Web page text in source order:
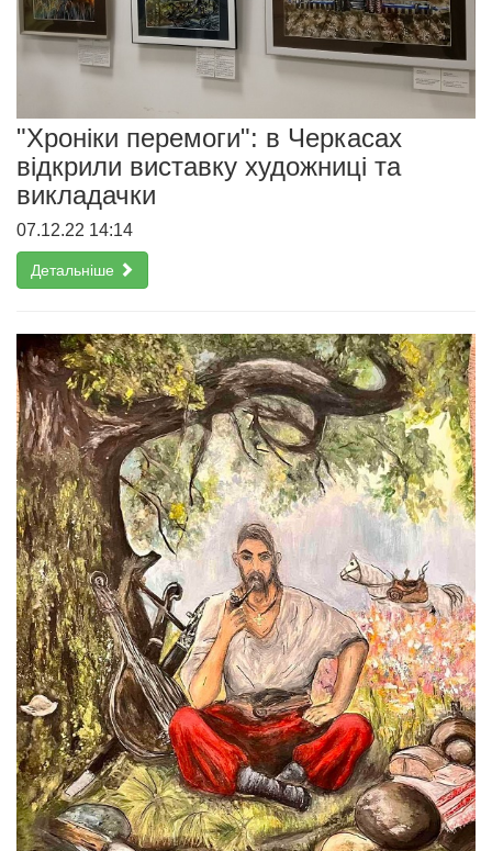
"Хроніки перемоги": в Черкасах
відкрили виставку художниці та
викладачки
07.12.22 14:14
Детальніше